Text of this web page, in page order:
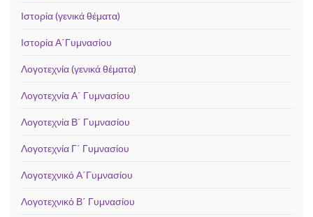
Ιστορία (γενικά θέματα)
Ιστορία Α΄Γυμνασίου
Λογοτεχνία (γενικά θέματα)
Λογοτεχνία Α΄ Γυμνασίου
Λογοτεχνία Β΄ Γυμνασίου
Λογοτεχνία Γ΄ Γυμνασίου
Λογοτεχνικό Α΄Γυμνασίου
Λογοτεχνικό Β΄ Γυμνασίου